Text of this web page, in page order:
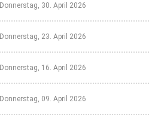
Donnerstag, 30. April 2026
Donnerstag, 23. April 2026
Donnerstag, 16. April 2026
Donnerstag, 09. April 2026